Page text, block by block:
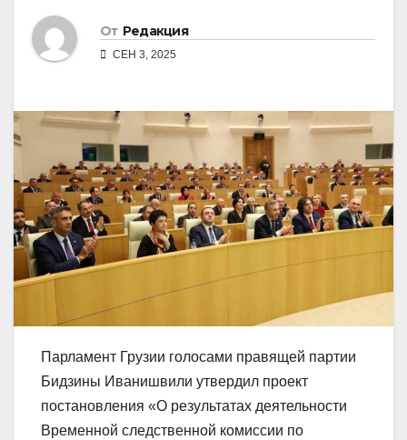
От Редакция
СЕН 3, 2025
Парламент Грузии голосами правящей партии
Бидзины Иванишвили утвердил проект
постановления «О результатах деятельности
Временной следственной комиссии по